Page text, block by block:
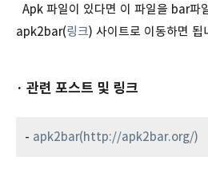
Apk 파일이 있다면 이 파일을 bar파
apk2bar(링크) 사이트로 이동하면 됩
· 관련 포스트 및 링크
- apk2bar(http://apk2bar.org/)